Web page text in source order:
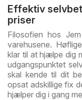
Effektiv
priser
Filosofien hos
varehusene.
klar til at hjælpe dig
udgangspunktet
skal kende til dit
opsat adskillige fix
hjælper dig i gang